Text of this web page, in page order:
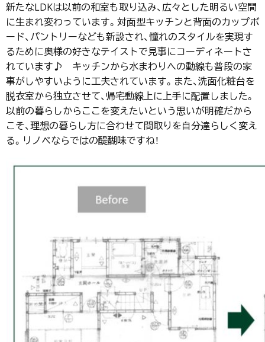
新たなLDKは以前の和室も取り込み、広々とした明るい空間
に生まれ変わっています。対面型キッチンと背面のカップボ
ード、パントリーなども新設され、憧れのスタイルを実現す
るために奥様の好きなテイストで見事にコーディネートさ
れています♪ キッチンから水まわりへの動線も普段の家
事がしやすいように工夫されています。また、洗面化粧台を
脱衣室から独立させて、帰宅動線上に上手に配置しました。
以前の暮らしからここを変えたいという思いが明確だから
こそ、理想の暮らし方に合わせて間取りを自分達らしく変え
る。リノベならではの醍醐味ですね！